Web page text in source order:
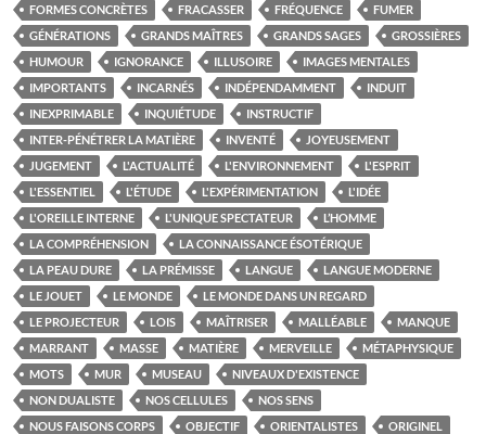
FORMES CONCRÈTES
FRACASSER FRÉQUENCE
FUMER
GÉNÉRATIONS
GRANDS MAÎTRES GRANDS SAGES
GROSSIÈRES
HUMOUR
IGNORANCE ILLUSOIRE
IMAGES MENTALES
IMPORTANTS
INCARNÉS INDÉPENDAMMENT
INDUIT
INEXPRIMABLE
INQUIÉTUDE
INSTRUCTIF
INTER-PÉNÉTRER LA MATIÈRE
INVENTÉ
JOYEUSEMENT
JUGEMENT
L'ACTUALITÉ L'ENVIRONNEMENT
L'ESPRIT
L'ESSENTIEL
L'ÉTUDE L'EXPÉRIMENTATION
L'IDÉE
L'OREILLE INTERNE
L'UNIQUE SPECTATEUR
L’HOMME
LA COMPRÉHENSION
LA CONNAISSANCE ÉSOTÉRIQUE
LA PEAU DURE
LA PRÉMISSE LANGUE
LANGUE MODERNE
LE JOUET
LE MONDE
LE MONDE DANS UN REGARD
LE PROJECTEUR
LOIS MAÎTRISER MALLÉABLE
MANQUE
MARRANT
MASSE MATIÈRE MERVEILLE
MÉTAPHYSIQUE
MOTS
MUR MUSEAU
NIVEAUX D'EXISTENCE
NON DUALISTE
NOS CELLULES
NOS SENS
NOUS FAISONS CORPS
OBJECTIF ORIENTALISTES
ORIGINEL